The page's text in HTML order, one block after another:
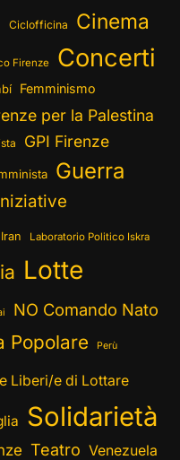
Ciclofficina Cinema
Firenze Concerti
Femminismo
per la Palestina
GPI Firenze
Guerra
Iran Laboratorio Politico Iskra
Lotte
NO Comando Nato
Popolare Perù
Liberi/e di Lottare
Solidarietà
Teatro Venezuela